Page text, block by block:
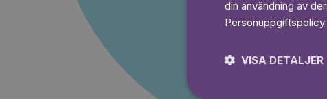
Prova 7
din användning av
Personuppgiftspolicy
VISA DETALJER